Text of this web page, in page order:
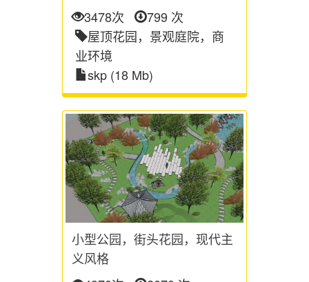
3478次
799 次
屋顶花园，景观庭院，商
业环境
skp (18 Mb)
小型公园，街头花园，现代主
义风格